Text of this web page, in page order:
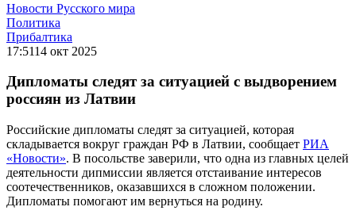
Новости Русского мира
Политика
Прибалтика
17:5114 окт 2025
Дипломаты следят за ситуацией с выдворением
россиян из Латвии
Российские дипломаты следят за ситуацией, которая
складывается вокруг граждан РФ в Латвии, сообщает РИА
«Новости». В посольстве заверили, что одна из главных целей
деятельности дипмиссии является отстаивание интересов
соотечественников, оказавшихся в сложном положении.
Дипломаты помогают им вернуться на родину.